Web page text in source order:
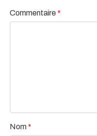
Commentaire*
Nom*